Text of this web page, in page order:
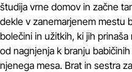
študija vrne domov in začne
dekle v zanemarjenem mestu
bolečini in užitkih, ki jih
od nagnjenja k branju
njenega mesa. Brat in sestra